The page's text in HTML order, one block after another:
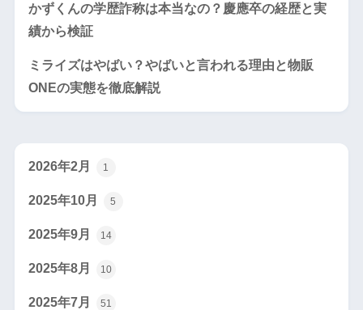
かずくんの学歴詐称は本当なの？慶應卒の経歴と実
績から検証
ミライズはやばい？やばいと言われる理由と物販
ONEの実態を徹底解説
2026年2月 1
2025年10月 5
2025年9月 14
2025年8月 10
2025年7月 51